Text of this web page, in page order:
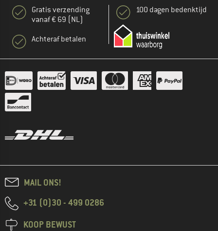
Gratis verzending
vanaf € 69 (NL)
Achteraf betalen
100 dagen bedenktijd
MAIL ONS!
+31 (0)30 - 499 0286
KOOP BEWUST